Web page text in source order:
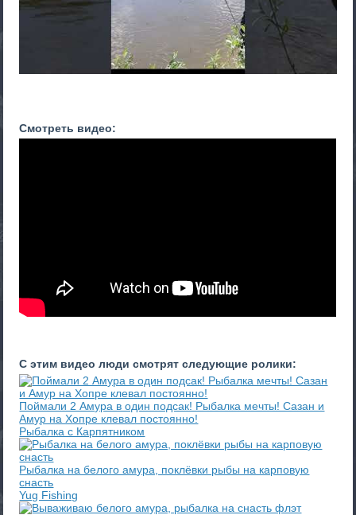
Смотреть видео:
С этим видео люди смотрят следующие ролики:
Поймали 2 Амура в один подсак! Рыбалка мечты! Сазан и
Амур на Хопре клевал постоянно!
Рыбалка с Карпятником
Рыбалка на белого амура, поклёвки рыбы на карповую
снасть
Yug Fishing